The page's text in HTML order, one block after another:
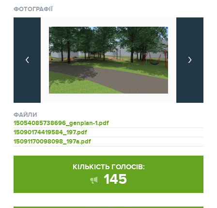
ФОТОГРАФІЇ
ФАЙЛИ
15054085738696_genplan-1.pdf
15090174419584_197.pdf
15091170098098_197a.pdf
КІЛЬКІСТЬ ГОЛОСІВ:
145